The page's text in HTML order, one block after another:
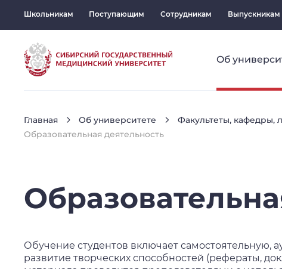
Школьникам Поступающим Сотрудникам Выпускникам
Об
Главная Об университете Факультеты, кафедры,
Образовательная деятельность
Обучение студентов включает самостоятельную,
развитие творческих способностей (рефераты,